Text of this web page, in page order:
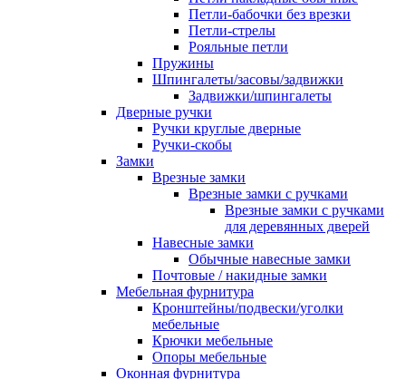
Петли-бабочки без врезки
Петли-стрелы
Рояльные петли
Пружины
Шпингалеты/засовы/задвижки
Задвижки/шпингалеты
Дверные ручки
Ручки круглые дверные
Ручки-скобы
Замки
Врезные замки
Врезные замки с ручками
Врезные замки с ручками
для деревянных дверей
Навесные замки
Обычные навесные замки
Почтовые / накидные замки
Мебельная фурнитура
Кронштейны/подвески/уголки
мебельные
Крючки мебельные
Опоры мебельные
Оконная фурнитура